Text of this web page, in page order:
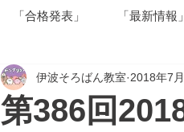
「合格発表」 「最新情報」
第386回
伊波そろばん教室 2018年7